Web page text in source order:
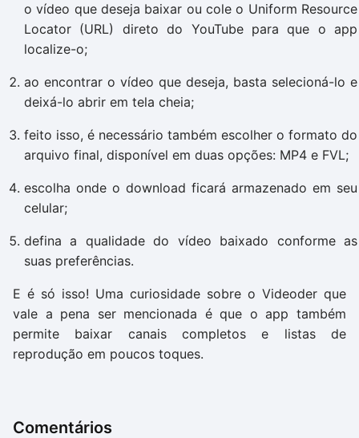
o vídeo que deseja baixar ou cole o Uniform Resource
Locator (URL) direto do YouTube para que o app
localize-o;
ao encontrar o vídeo que deseja, basta selecioná-lo e
deixá-lo abrir em tela cheia;
feito isso, é necessário também escolher o formato do
arquivo final, disponível em duas opções: MP4 e FVL;
escolha onde o download ficará armazenado em seu
celular;
defina a qualidade do vídeo baixado conforme as
suas preferências.
E é só isso! Uma curiosidade sobre o Videoder que
vale a pena ser mencionada é que o app também
permite baixar canais completos e listas de
reprodução em poucos toques.
Comentários